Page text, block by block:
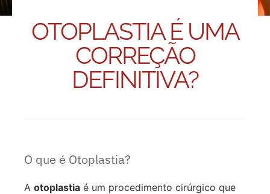
OTOPLASTIA É UMA
CORREÇÃO
DEFINITIVA?
O que é Otoplastia?
A otoplastia é um procedimento cirúrgico que